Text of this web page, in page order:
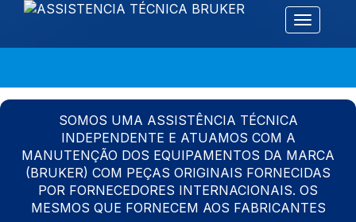
Alternar
SOMOS UMA ASSISTÊNCIA TÉCNICA
INDEPENDENTE E ATUAMOS COM A
MANUTENÇÃO DOS EQUIPAMENTOS DA MARCA
(BRUKER) COM PEÇAS ORIGINAIS FORNECIDAS
POR FORNECEDORES INTERNACIONAIS. OS
MESMOS QUE FORNECEM AOS FABRICANTES